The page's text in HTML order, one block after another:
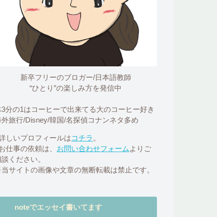
新卒フリーのブロガー/日本語教師
“ひとり”の楽しみ方を発信中
3分の1はコーヒーで出来てる大のコーヒー好き
外旅行/Disney/韓国/名探偵コナンネタ多め
しいプロフィールはコチラ 。
仕事の依頼は、 お問い合わせフォーム よりご
ください。
サイトの画像や文章の無断転載は禁止です。
noteでエッセイ書いてます